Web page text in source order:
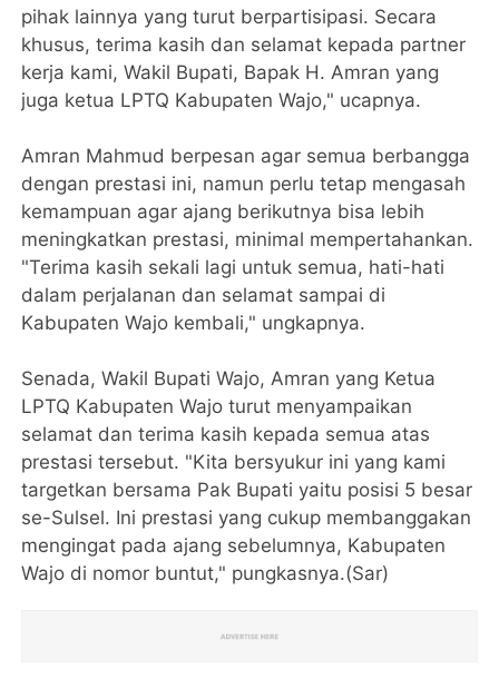
pihak lainnya yang turut berpartisipasi. Secara
khusus, terima kasih dan selamat kepada partner
kerja kami, Wakil Bupati, Bapak H. Amran yang
juga ketua LPTQ Kabupaten Wajo," ucapnya.
Amran Mahmud berpesan agar semua berbangga
dengan prestasi ini, namun perlu tetap mengasah
kemampuan agar ajang berikutnya bisa lebih
meningkatkan prestasi, minimal mempertahankan.
"Terima kasih sekali lagi untuk semua, hati-hati
dalam perjalanan dan selamat sampai di
Kabupaten Wajo kembali," ungkapnya.
Senada, Wakil Bupati Wajo, Amran yang Ketua
LPTQ Kabupaten Wajo turut menyampaikan
selamat dan terima kasih kepada semua atas
prestasi tersebut. "Kita bersyukur ini yang kami
targetkan bersama Pak Bupati yaitu posisi 5 besar
se-Sulsel. Ini prestasi yang cukup membanggakan
mengingat pada ajang sebelumnya, Kabupaten
Wajo di nomor buntut," pungkasnya.(Sar)